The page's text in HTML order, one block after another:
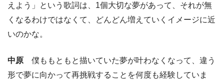
えよう」という歌詞は、1個大切な夢があって、それが無
くなるわけではなくて、どんどん増えていくイメージに近
いのかな。
中原 僕ももともと描いていた夢が叶わなくなって、違う
形で夢に向かって再挑戦することを何度も経験していま